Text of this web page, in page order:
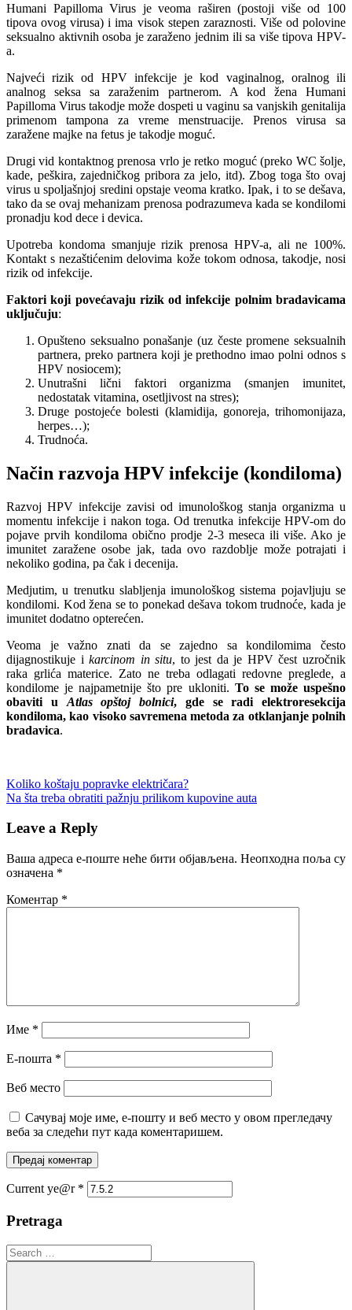
Humani Papilloma Virus je veoma raširen (postoji više od 100
tipova ovog virusa) i ima visok stepen zaraznosti. Više od polovine
seksualno aktivnih osoba je zaraženo jednim ili sa više tipova HPV-
a.
Najveći rizik od HPV infekcije je kod vaginalnog, oralnog ili
analnog seksa sa zaraženim partnerom. A kod žena Humani
Papilloma Virus takodje može dospeti u vaginu sa vanjskih genitalija
primenom tampona za vreme menstruacije. Prenos virusa sa
zaražene majke na fetus je takodje moguć.
Drugi vid kontaktnog prenosa vrlo je retko moguć (preko WC šolje,
kade, peškira, zajedničkog pribora za jelo, itd). Zbog toga što ovaj
virus u spoljašnjoj sredini opstaje veoma kratko. Ipak, i to se dešava,
tako da se ovaj mehanizam prenosa podrazumeva kada se kondilomi
pronadju kod dece i devica.
Upotreba kondoma smanjuje rizik prenosa HPV-a, ali ne 100%.
Kontakt s nezaštićenim delovima kože tokom odnosa, takodje, nosi
rizik od infekcije.
Faktori koji povećavaju rizik od infekcije polnim bradavicama
uključuju:
Opušteno seksualno ponašanje (uz česte promene seksualnih
partnera, preko partnera koji je prethodno imao polni odnos s
HPV nosiocem);
Unutrašni lični faktori organizma (smanjen imunitet,
nedostatak vitamina, osetljivost na stres);
Druge postojeće bolesti (klamidija, gonoreja, trihomonijaza,
herpes…);
Trudnoća.
Način razvoja HPV infekcije (kondiloma)
Razvoj HPV infekcije zavisi od imunološkog stanja organizma u
momentu infekcije i nakon toga. Od trenutka infekcije HPV-om do
pojave prvih kondiloma obično prodje 2-3 meseca ili više. Ako je
imunitet zaražene osobe jak, tada ovo razdoblje može potrajati i
nekoliko godina, pa čak i decenija.
Medjutim, u trenutku slabljenja imunološkog sistema pojavljuju se
kondilomi. Kod žena se to ponekad dešava tokom trudnoće, kada je
imunitet dodatno opterećen.
Veoma je važno znati da se zajedno sa kondilomima često
dijagnostikuje ikarcinom in situ, to jest da je HPV čest uzročnik
raka grlića materice. Zato ne treba odlagati redovne preglede, a
kondilome je najpametnije što pre ukloniti. To se može uspešno
obaviti u Atlas opštoj bolnici, gde se radi elektroresekcija
kondiloma, kao visoko savremena metoda za otklanjanje polnih
bradavica.
Кретање
чланка
Previous
Post:
Koliko koštaju popravke električara?
Next
Na šta treba obratiti pažnju prilikom kupovine auta
Leave a Reply
Ваша адреса е-поште неће бити објављена. Неопходна поља су
означена *
Коментар *
Име *
Е-пошта *
Веб место
Сачувај моје име, е-пошту и веб место у овом прегледачу
веба за следећи пут када коментаришем.
Current ye@r *
Pretraga
Search
for: